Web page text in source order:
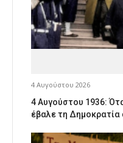
4 Αυγούστου 2026
4 Αυγούστου 1936:
έβαλε τη Δημοκρατία